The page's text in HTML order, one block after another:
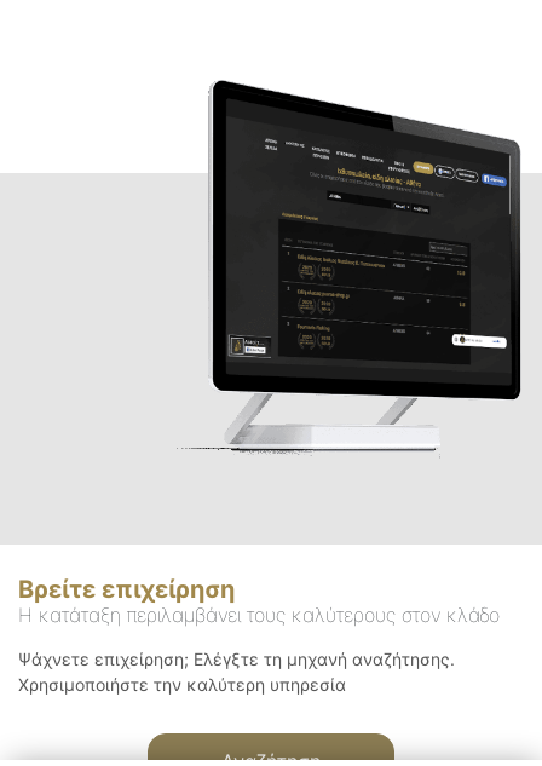
Βρείτε επιχείρηση
Η κατάταξη περιλαμβάνει τους καλύτερους στον κλάδο
Ψάχνετε επιχείρηση; Ελέγξτε τη μηχανή αναζήτησης.
Χρησιμοποιήστε την καλύτερη υπηρεσία